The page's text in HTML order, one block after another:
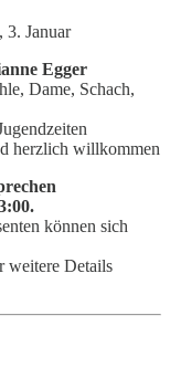
3. Januar
Egger
Dame, Schach,
herzlich willkommen
können sich
weitere Details